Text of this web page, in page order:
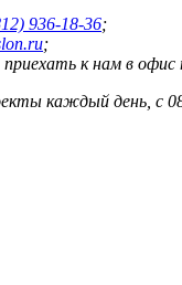
936-18-36;
;
приехать к нам в
каждый день, с